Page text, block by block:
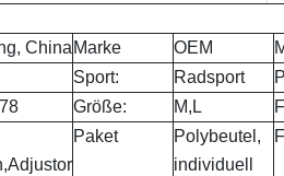
China Marke OEM
Sport: Radsport
Größe: M,L
Adjustor
Paket
Polybeutel,
individuell